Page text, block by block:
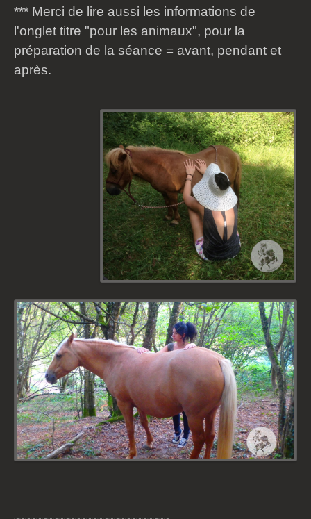
*** Merci de lire aussi les informations de
l'onglet titre "pour les animaux", pour la
préparation de la séance = avant, pendant et
après.